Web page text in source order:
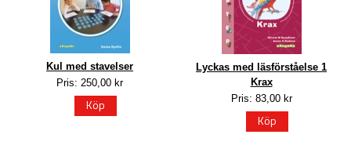
Kul med stavelser
Pris: 250,00 kr
Köp
Lyckas med läsförståelse 1
Krax
Pris: 83,00 kr
Köp